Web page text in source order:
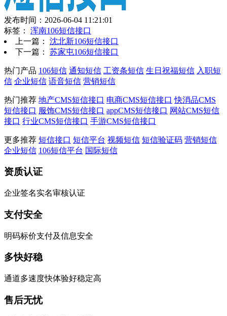
发布时间：2026-06-04 11:21:01
标签： 浑南106短信接口
上一篇： 沈北新106短信接口
下一篇： 苏家屯106短信接口
热门产品 106短信 通知短信 工资条短信 生日祝福短信 入职短
信 企业短信 语音短信 营销短信
热门推荐 地产CMS短信接口 电商CMS短信接口 快消品CMS
短信接口 服饰CMS短信接口 appCMS短信接口 网站CMS短信
接口 行业CMS短信接口 手游CMS短信接口
更多推荐 短信接口 短信平台 视频短信 短信验证码 营销短信
企业短信 106短信平台 国际短信
资质认证
企业签名实名审核认证
支付安全
明码标价支付及信息安全
多快好稳
通道多速度快体验好稳定高
售后无忧